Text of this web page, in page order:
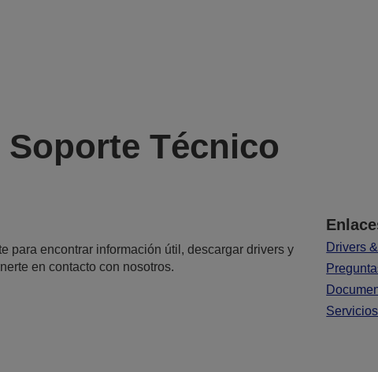
Soporte Técnico
para encontrar información útil, descargar drivers y
en contacto con nosotros.
Drivers